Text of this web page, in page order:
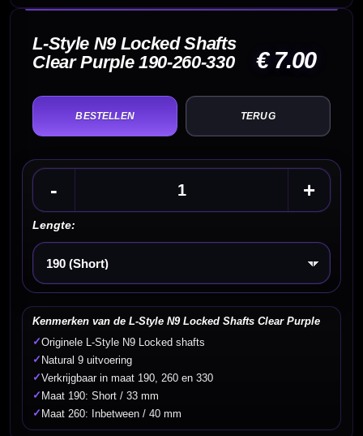
L-Style N9 Locked Shafts
Clear Purple 190-260-330
€ 7.00
TERUG
- +
Lengte:
Kies een optie
Kenmerken van de L-Style N9 Locked Shafts Clear Purple
✓Originele L-Style N9 Locked shafts
✓ Natural 9 uitvoering
✓Verkrijgbaar in maat 190, 260 en 330
✓ Maat 190: Short / 33 mm
✓ Maat 260: Inbetween / 40 mm